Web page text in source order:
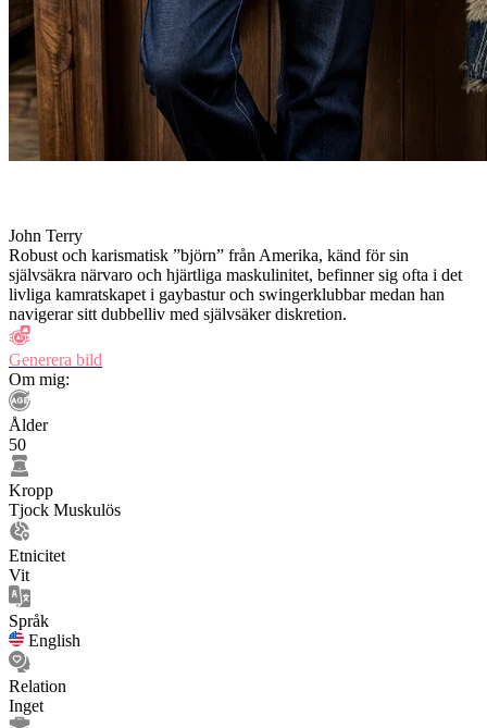
John Terry
Robust och karismatisk ”björn” från Amerika, känd för sin
självsäkra närvaro och hjärtliga maskulinitet, befinner sig ofta i det
livliga kamratskapet i gaybastur och swingerklubbar medan han
navigerar sitt dubbelliv med självsäker diskretion.
Generera bild
Om mig:
Ålder
50
Kropp
Tjock Muskulös
Etnicitet
Vit
Språk
English
Relation
Inget